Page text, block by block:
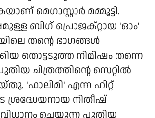
മെഗാസ്റ്റാർ മമ്മൂട്ടി.
ബിഗ് പ്രൊജക്റ്റായ 'ഓം'
തന്റെ ഭാഗങ്ങൾ
തൊട്ടടുത്ത നിമിഷം തന്നെ
ചിത്രത്തിന്റെ സെറ്റിൽ
'ഫാലിമി' എന്ന ഹിറ്റ്
ശ്രദ്ധേയനായ നിതീഷ്
ചെയ്യുന്ന പുതിയ